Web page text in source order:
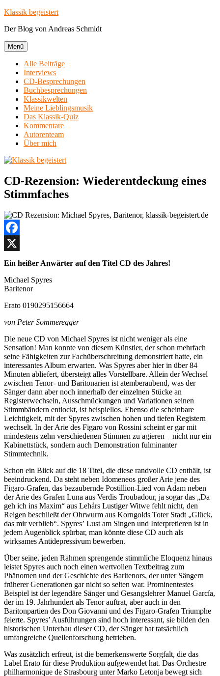
Zum
springen
Klassik begeistert
Der Blog von Andreas Schmidt
Menü
Alle Beiträge
Interviews
CD-Besprechungen
Buchbesprechungen
Klassikwelten
Meine Lieblingsmusik
Das Klassik-Quiz
Kommentare
Autorenteam
Über mich
CD-Rezension: Wiederentdeckung eines
Stimmfaches
Facebook
X
Ein heißer Anwärter auf den Titel CD des Jahres!
Michael Spyres
Baritenor
Erato 0190295156664
von Peter Sommeregger
Die neue CD von Michael Spyres ist nicht weniger als eine
Sensation! Man konnte von diesem Künstler, der schon mehrfach
seine Fähigkeiten zur Fachüberschreitung demonstriert hatte, ein
interessantes Album erwarten. Was Spyres aber hier in über 84
Minuten abliefert, übersteigt alles Vorstellbare. Allein der Wechsel
zwischen Tenor- und Baritonarien ist atemberaubend, was der
Sänger dann aber noch innerhalb der einzelnen Stücke an
Registerwechseln, Ausschmückungen und Variationen seinen
Stimmbändern entlockt, ist beispiellos. Ebenso die scheinbare
Leichtigkeit, mit der Spyres zwischen hohen und tiefen Registern
wechselt. In der Arie des Figaro von Rossini scheint er gar mit
mindestens zehn verschiedenen Stimmen zu agieren – nicht nur ein
Kabinettstück, sondern auch Demonstration fulminanter
Stimmtechnik.
Schon ein Blick auf die 18 Titel, die diese randvolle CD enthält, ist
beeindruckend. Da steht neben Idomeneos großer Arie jene des
Figaro-Grafen, das bezaubernde Postillion-Lied von Adam neben
der Arie des Grafen Luna aus Verdis Troubadour, ja sogar das „Da
geh ich ins Maxim“ aus Lehárs Lustiger Witwe fehlt nicht, den
Reigen beschließt der Ohrwurm aus Korngolds Toter Stadt „Glück,
das mir verblieb“. Spyres’ Lust am Singen und Interpretieren ist in
jedem Augenblick spürbar, man könnte diese CD auch als
wirksames Antidepressivum bewerben.
Über seine, jeden Rahmen sprengende stimmliche Eloquenz hinaus
leistet Spyres auch noch einen wertvollen Textbeitrag zum
Phänomen und der Geschichte des Baritenors, der unter Sängern
früherer Generationen gar nicht so selten war. Prominentestes
Beispiel ist der legendäre Sänger und Gesangslehrer Manuel García,
der im 19. Jahrhundert als Tenor auftrat, aber auch in den
Baritonpartien des Don Giovanni und des Figaro-Grafen Triumphe
feierte. Spyres’ Ausführungen sind hoch interessant, sie bilden den
historischen Unterbau dieser CD, der Sänger hat tatsächlich
umfangreiche Quellenforschung betrieben.
Was zusätzlich erfreut, ist die bemerkenswerte Sorgfalt, die das
Label Erato für diese Produktion aufgewendet hat. Das Orchestre
philharmonique de Strasbourg unter Marko Letonja bewegt sich